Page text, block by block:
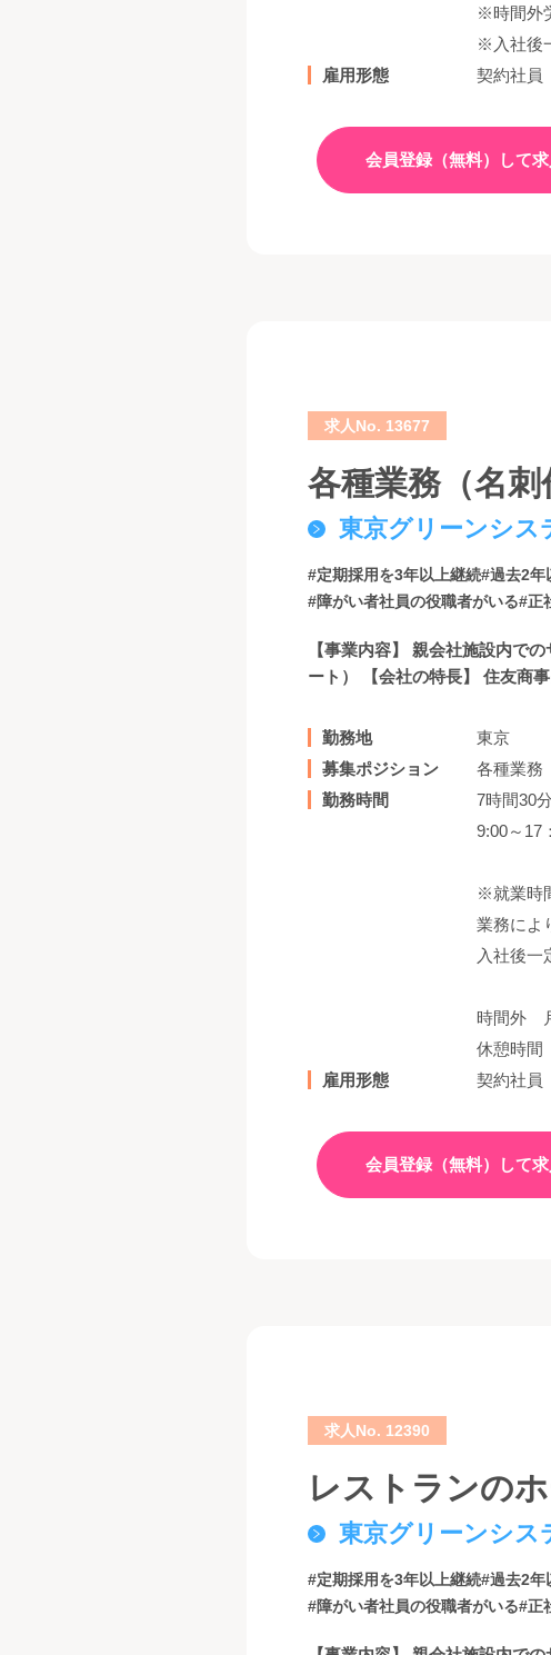
※時間外
※入社後
雇用形態
契約社員
会員登録（無料）して
求人No. 13677
各種業務（名
東京グリーンシス
#定期採用を3年以上継続#過去2年
#障がい者社員の役職者がいる#正
【事業内容】 親会社施設内で
ート） 【会社の特長】 住友商
勤務地
東京
募集ポジション
各種業務
勤務時間
7時間30
9:00～17
※就業時
業務によ
入社後一
時間外
休憩時
雇用形態
契約社員
会員登録（無料）して
求人No. 12390
レストランの
東京グリーンシス
#定期採用を3年以上継続#過去2年
#障がい者社員の役職者がいる#正